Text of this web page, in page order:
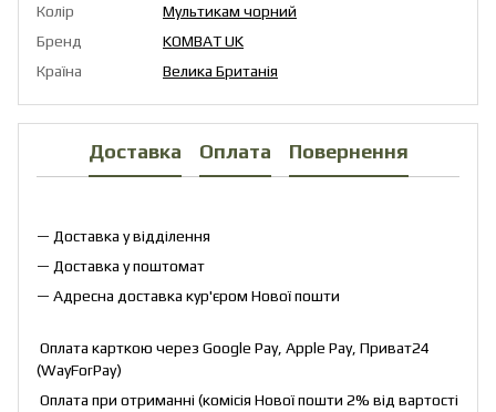
Колір
Мультикам чорний
Бренд
KOMBAT UK
Країна
Велика Британія
Доставка Оплата Повернення
— Доставка у відділення
— Доставка у поштомат
— Адресна доставка кур'єром Нової пошти
Оплата карткою через Google Pay, Apple Pay, Приват24
(WayForPay)
Оплата при отриманні (комісія Нової пошти 2% від вартості